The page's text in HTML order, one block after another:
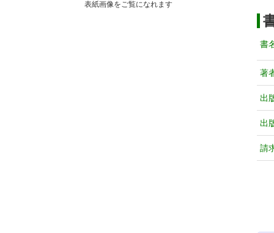
表紙画像をご覧になれます
書
著
出
出
請